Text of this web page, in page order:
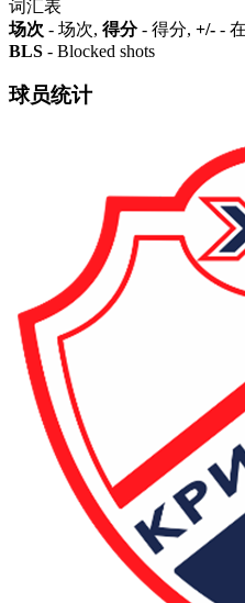
词汇表
场次 - 场次, 得分- 得分, +/- -
BLS - Blocked shots
球员统计